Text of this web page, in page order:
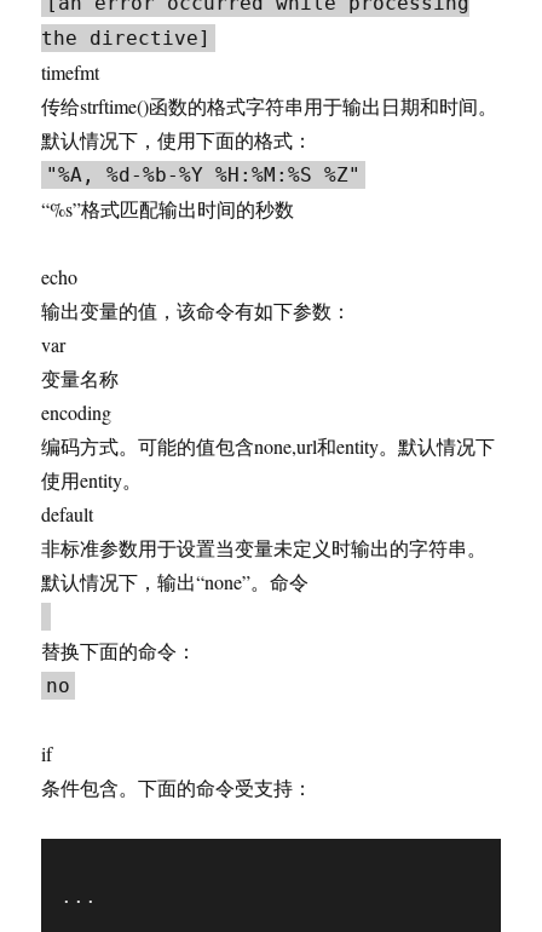
the directive]
timefmt
传给strftime()函数的格式字符串用于输出日期和时间。
默认情况下，使用下面的格式：
"%A, %d-%b-%Y %H:%M:%S %Z"
“%s”格式匹配输出时间的秒数
echo
输出变量的值，该命令有如下参数：
var
变量名称
encoding
编码方式。可能的值包含none,url和entity。默认情况下
使用entity。
default
非标准参数用于设置当变量未定义时输出的字符串。
默认情况下，输出“none”。命令
替换下面的命令：
no
if
条件包含。下面的命令受支持：
...